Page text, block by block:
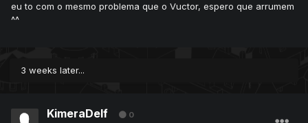
eu to com o mesmo problema que o Vuctor, espero que arrumem
^^
3 weeks later...
KimeraDelf 0